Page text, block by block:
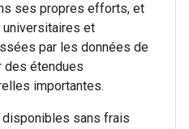
ses propres efforts, et
et
par les données de
des étendues
importantes.
sans frais